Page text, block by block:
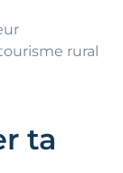
rural
ta